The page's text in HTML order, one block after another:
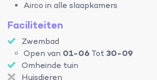
Airco in alle slaapkamers
Faciliteiten
Zwembad
Open van 01-06 Tot 30-09
Omheinde tuin